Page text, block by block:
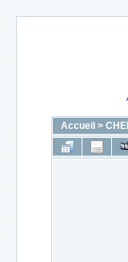
Accueil >